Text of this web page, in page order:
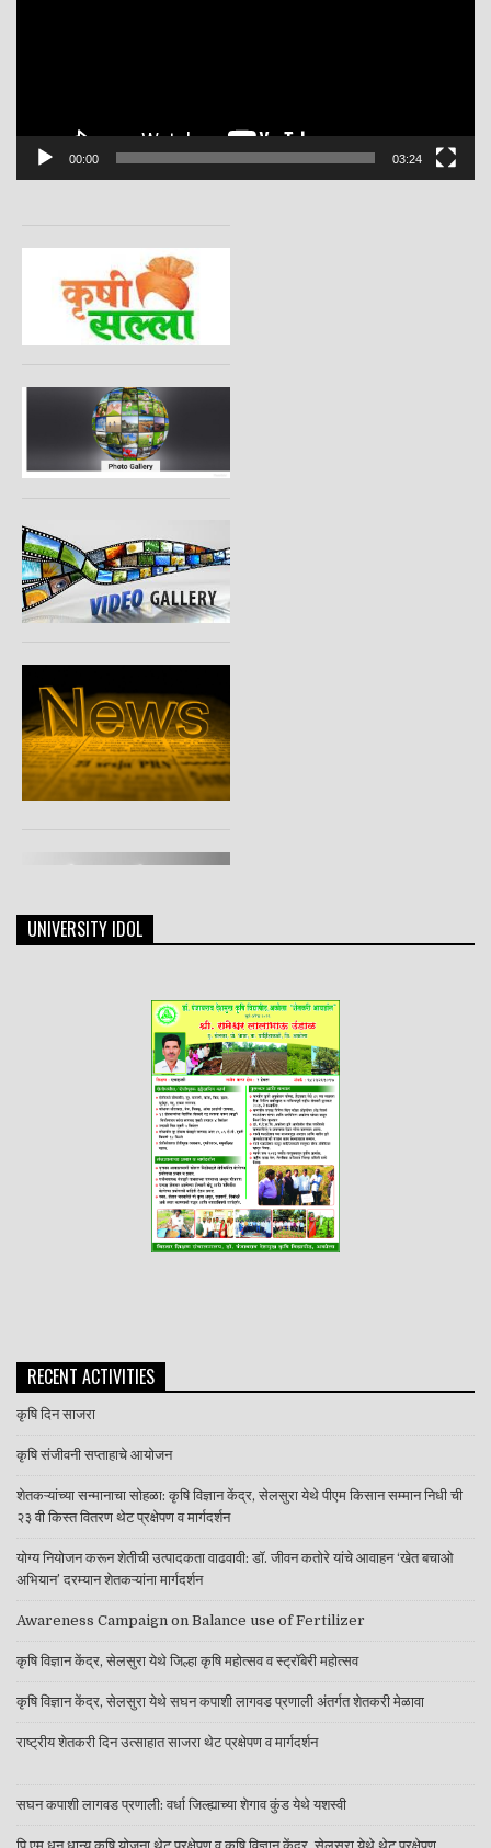
00:00 03:24
UNIVERSITY IDOL
RECENT ACTIVITIES
कृषि दिन साजरा
कृषि संजीवनी सप्ताहाचे आयोजन
शेतकऱ्यांच्या सन्मानाचा सोहळा: कृषि विज्ञान केंद्र, सेलसुरा येथे पीएम किसान सम्मान निधी ची
२३ वी किस्त वितरण थेट प्रक्षेपण व मार्गदर्शन
योग्य नियोजन करून शेतीची उत्पादकता वाढवावी: डॉ. जीवन कतोरे यांचे आवाहन ‘खेत बचाओ
अभियान’ दरम्यान शेतकऱ्यांना मार्गदर्शन
Awareness Campaign on Balance use of Fertilizer
कृषि विज्ञान केंद्र, सेलसुरा येथे जिल्हा कृषि महोत्सव व स्ट्रॉबेरी महोत्सव
कृषि विज्ञान केंद्र, सेलसुरा येथे सघन कपाशी लागवड प्रणाली अंतर्गत शेतकरी मेळावा
राष्ट्रीय शेतकरी दिन उत्साहात साजरा थेट प्रक्षेपण व मार्गदर्शन
सघन कपाशी लागवड प्रणाली: वर्धा जिल्ह्याच्या शेगाव कुंड येथे यशस्वी